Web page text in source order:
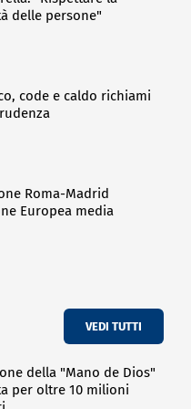
la circolarità
del Forum della
dedicato alle
per costruire una
delle persone"
code e caldo richiami
Roma-Madrid
Europea media
VEDI TUTTI
della "Mano de Dios"
per oltre 10 milioni